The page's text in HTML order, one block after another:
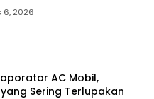
6, 2026
AC Mobil,
Sering Terlupakan